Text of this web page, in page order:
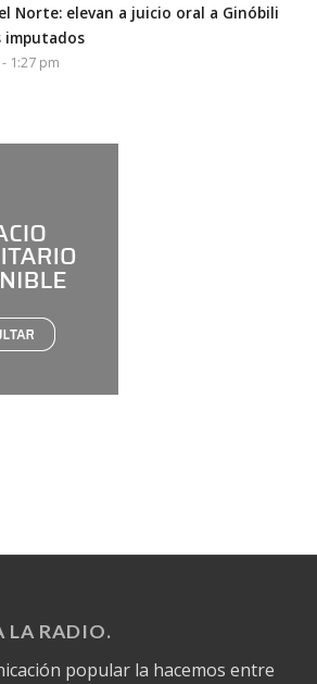
Norte: elevan a juicio oral a Ginóbili
imputados
1:27 pm
LA RADIO.
popular la hacemos entre